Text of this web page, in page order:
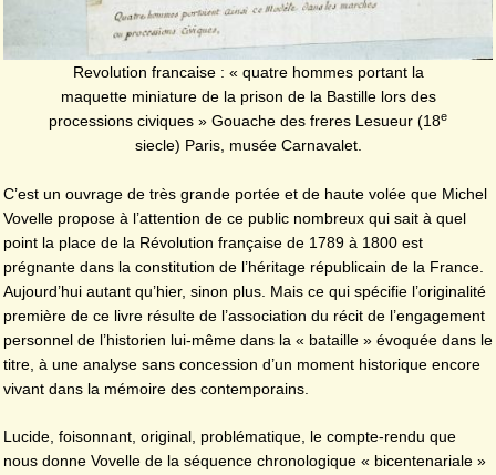
Revolution francaise : « quatre hommes portant la
maquette miniature de la prison de la Bastille lors des
processions civiques » Gouache des freres Lesueur (18e
siecle) Paris, musée Carnavalet.
C’est un ouvrage de très grande portée et de haute volée que Michel
Vovelle propose à l’attention de ce public nombreux qui sait à quel
point la place de la Révolution française de 1789 à 1800 est
prégnante dans la constitution de l’héritage républicain de la France.
Aujourd’hui autant qu’hier, sinon plus. Mais ce qui spécifie l’originalité
première de ce livre résulte de l’association du récit de l’engagement
personnel de l’historien lui-même dans la « bataille » évoquée dans le
titre, à une analyse sans concession d’un moment historique encore
vivant dans la mémoire des contemporains.
Lucide, foisonnant, original, problématique, le compte-rendu que
nous donne Vovelle de la séquence chronologique « bicentenariale »